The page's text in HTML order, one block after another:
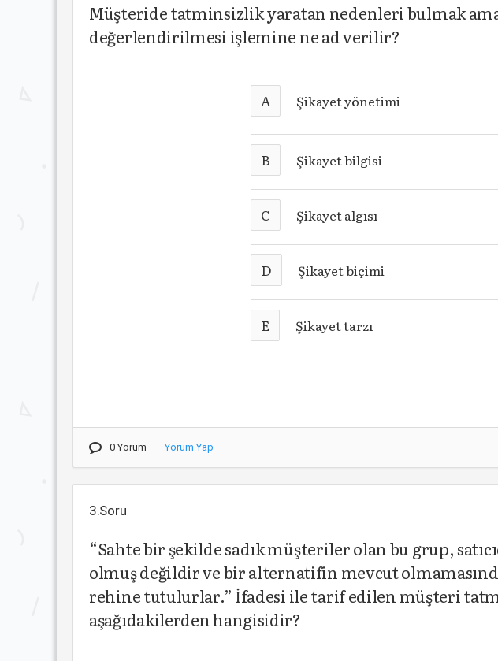
Müşteride tatminsizlik yaratan nedenleri bulmak
değerlendirilmesi işlemine ne ad verilir?
A Şikayet yönetimi
B Şikayet bilgisi
C Şikayet algısı
D Şikayet biçimi
E Şikayet tarzı
0 Yorum Yorum Yap
3.Soru
“Sahte bir şekilde sadık müşteriler olan bu grup,
olmuş değildir ve bir alternatifin mevcut
rehine tutulurlar.” İfadesi ile tarif edilen müşteri
aşağıdakilerden hangisidir?